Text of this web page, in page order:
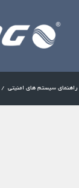
راهنمای سیستم های امنیتی /